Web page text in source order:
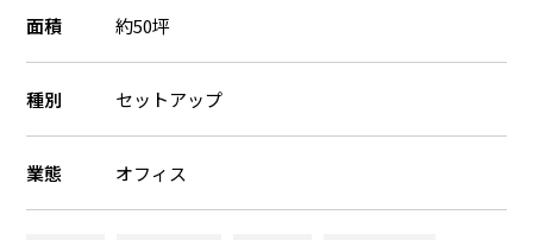
面積 約50坪
種別 セットアップ
業態 オフィス